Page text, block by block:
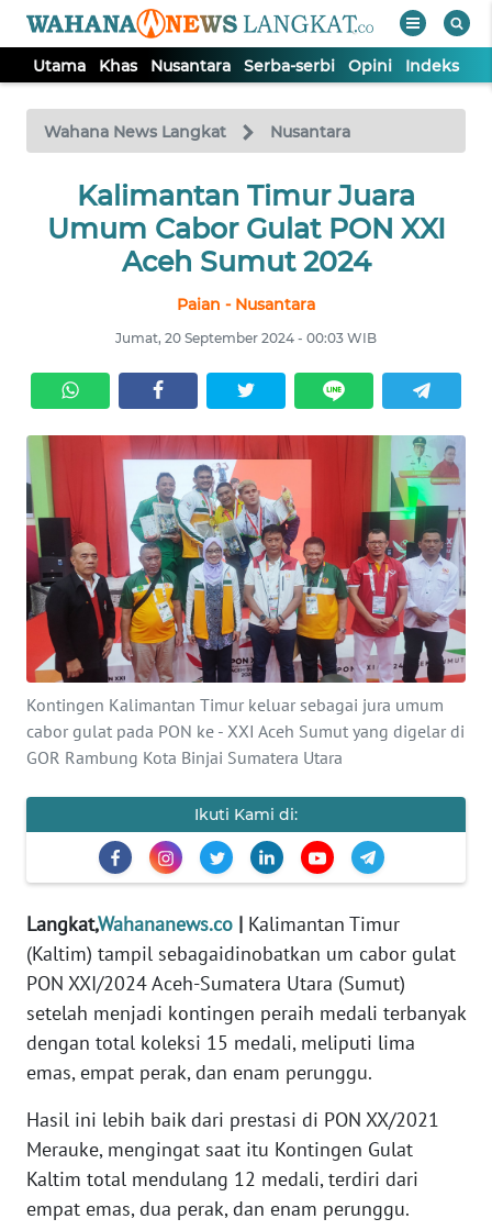
Utama Khas Nusantara Serba-serbi Opini Indeks
Wahana News Langkat Nusantara
Kalimantan Timur Juara
Umum Cabor Gulat PON XXI
Aceh Sumut 2024
Paian - Nusantara
Jumat, 20 September 2024 - 00:03 WIB
Kontingen Kalimantan Timur keluar sebagai jura umum
cabor gulat pada PON ke - XXI Aceh Sumut yang digelar di
GOR Rambung Kota Binjai Sumatera Utara
Ikuti Kami di:
Langkat,Wahananews.co | Kalimantan Timur
(Kaltim) tampil sebagaidinobatkan um cabor gulat
PON XXI/2024 Aceh-Sumatera Utara (Sumut)
setelah menjadi kontingen peraih medali terbanyak
dengan total koleksi 15 medali, meliputi lima
emas, empat perak, dan enam perunggu.
Hasil ini lebih baik dari prestasi di PON XX/2021
Merauke, mengingat saat itu Kontingen Gulat
Kaltim total mendulang 12 medali, terdiri dari
empat emas, dua perak, dan enam perunggu.
TV
Tutup
UTAMA
SERBA-
SERBI
OPINI
Informasi
INDEKS
BERITA
KONTAK
KAMI
INFO
IKLAN
KAMI
MEDIA
SIBER
KARIR
DISCLAIMER
Wahana
Regional